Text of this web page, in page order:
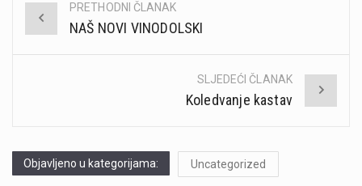
Post
PRETHODNI ČLANAK
NAŠ NOVI VINODOLSKI
SLJEDEĆI ČLANAK
Koledvanje kastav
Objavljeno u kategorijama: Uncategorized